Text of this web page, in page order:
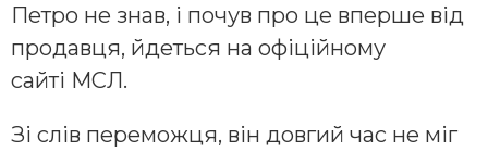
Петро не знав, і почув про це вперше від
продавця, йдеться на офіційному
сайті МСЛ.
Зі слів переможця, він довгий час не міг